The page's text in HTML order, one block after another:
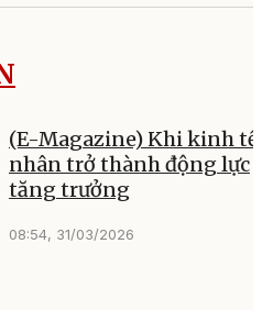
(E-Magazine) Khi kinh
nhân trở thành động lực
tăng trưởng
08:54, 31/03/2026